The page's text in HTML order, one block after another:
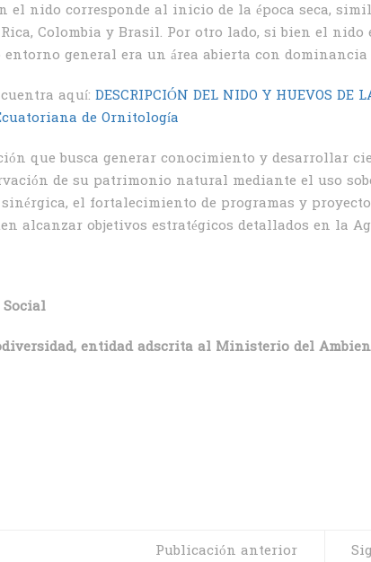
el nido corresponde al inicio de la época seca,
Rica, Colombia y Brasil. Por otro lado, si bien el
general era un área abierta con dominancia
aquí: DESCRIPCIÓN DEL NIDO Y HUEVOS
de Ornitología
que busca generar conocimiento y desarrollar
de su patrimonio natural mediante el uso
sinérgica, el fortalecimiento de programas y
alcanzar objetivos estratégicos detallados en la
entidad adscrita al Ministerio del
Publicación anterior